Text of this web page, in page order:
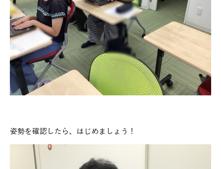
姿勢を確認したら、はじめましょう！